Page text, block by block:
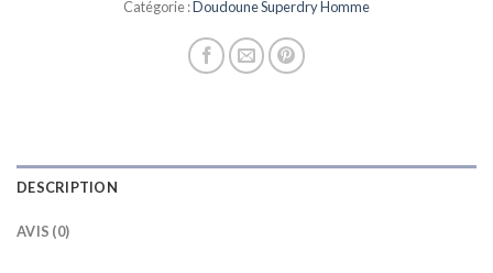
Catégorie :Doudoune Superdry Homme
DESCRIPTION
AVIS (0)